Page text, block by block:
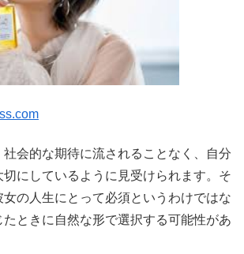
会的な期待に流されることなく、自分
切にしているように見受けられます。そ
の人生にとって必須というわけではな
たときに自然な形で選択する可能性があ